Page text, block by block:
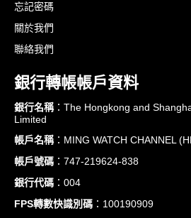
忘記密碼
關於我們
聯絡我們
銀行轉帳帳戶資料
銀行名稱：The Hongkong and
Limited
帳戶名稱：MING WATCH CHANNEL
帳戶號碼 ：747-219624-838
銀行代碼 ：004
FPS轉數快識別碼 ：100190909